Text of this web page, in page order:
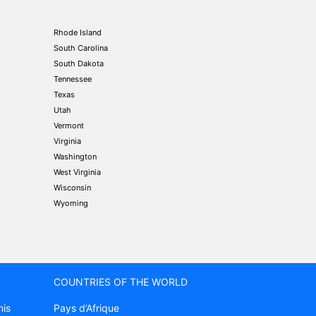
Rhode Island
South Carolina
South Dakota
Tennessee
Texas
Utah
Vermont
Virginia
Washington
West Virginia
Wisconsin
Wyoming
COUNTRIES OF THE WORLD
Pays d’Afrique